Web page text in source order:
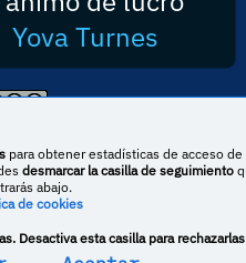
Yova Turnes
4.0 Internacional
para obtener estadísticas de acceso de
desmarcar la casilla de seguimiento
abajo.
de cookies
Desactiva esta casilla para